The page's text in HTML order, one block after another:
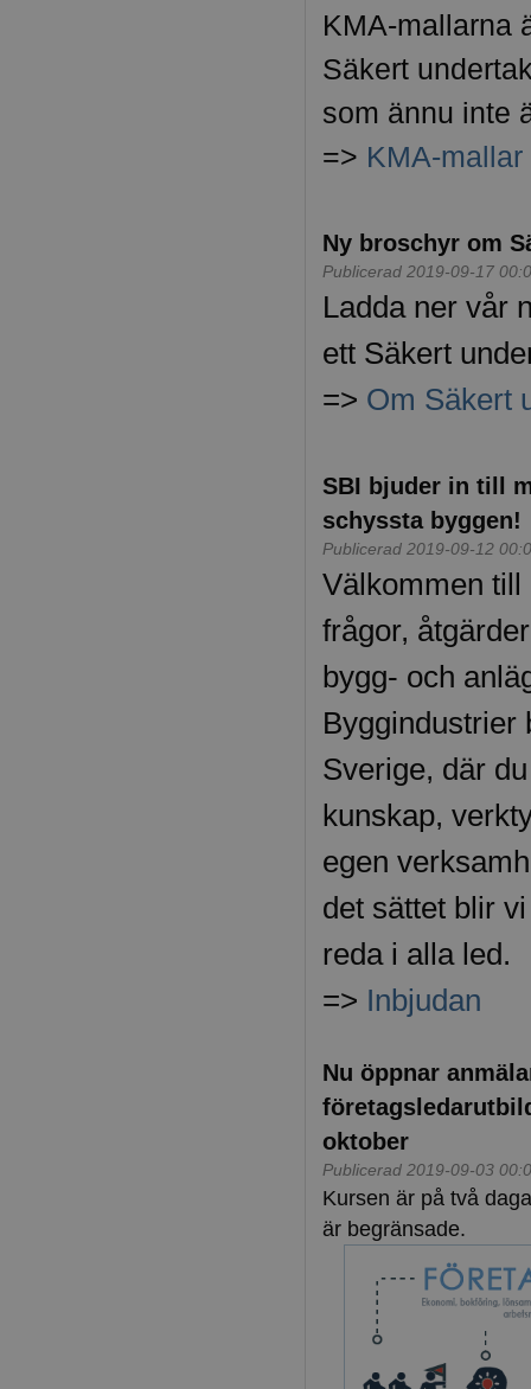
KMA-mallarna
Säkert
som ännu inte
=> KMA-mallar
Ny broschyr om
Publicerad 2019-09-17
Ladda ner vår
ett Säkert
=> Om Säkert
SBI bjuder in till
schyssta byggen!
Publicerad 2019-09-12
Välkommen till
frågor,
bygg- och
Byggindustrier
Sverige, där
kunskap,
egen
det sättet blir
reda i alla led.
=> Inbjudan
Nu öppnar
oktober
Publicerad 2019-09-03
Kursen är på två
är begränsade.